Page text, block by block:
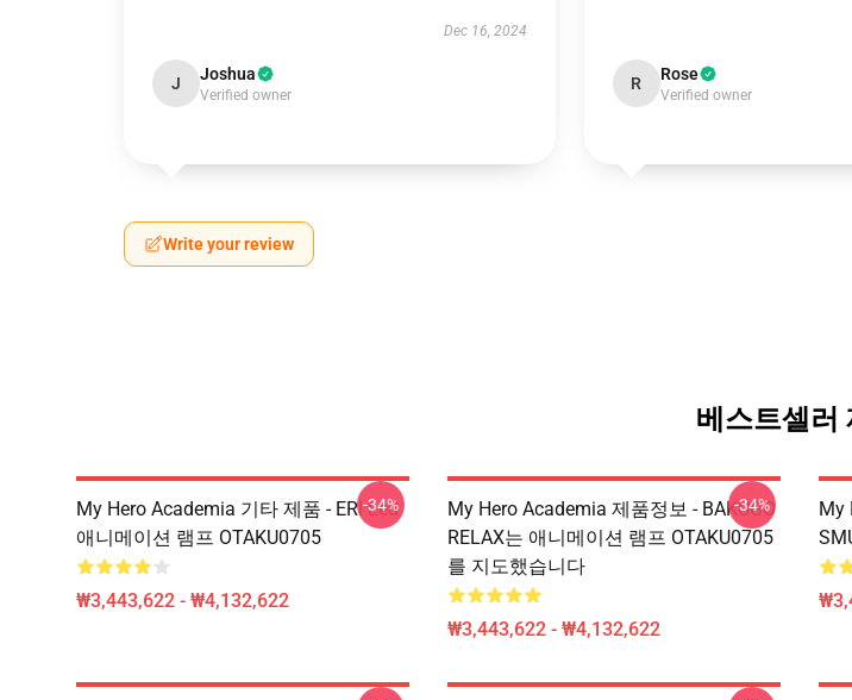
Dec 16, 2024
J Joshua
Verified owner
R Rose
Verified owner
Write your review
베스트셀러
My Hero Academia 기타 제품 - ERI Led
애니메이션 램프 OTAKU0705
₩3,443,622 - ₩4,132,622
-34%
My Hero Academia 제품정보 - BAKUGO
RELAX는 애니메이션 램프 OTAKU0705
를 지도했습니다
₩3,443,622 - ₩4,132,622
-34%
My